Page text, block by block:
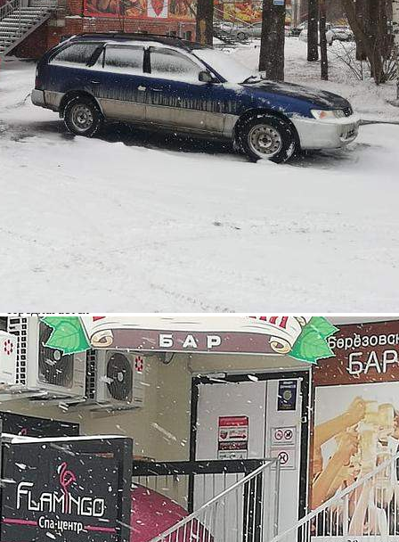
Характеристики
О помещении
Где находится
Контакты
Другие объявления
Характеристики помещения
№ объявления
99386
Дата размещения
05.08.2022
Адрес
Ивана Черных улица, д.66
Расположено
Этаж
Продажа
Желаемый / подходящий вид деятельности
Не указано
Назначение
Не указано
Размер площади (м2)
206
Цена за помещение
2 881 270 руб.
О помещении